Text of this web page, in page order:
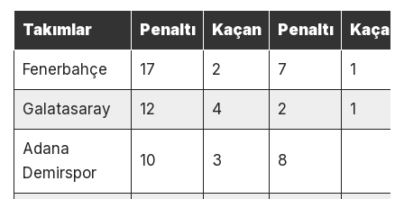
Takımlar Penaltı Kaçan Penaltı Kaçan
Fenerbahçe 17 2 7 1
Galatasaray 12 4 2 1
Adana
Demirspor
10 3 8